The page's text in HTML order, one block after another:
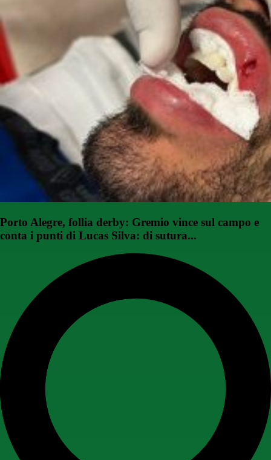
Porto Alegre, follia derby: Gremio vince sul campo e
conta i punti di Lucas Silva: di sutura...